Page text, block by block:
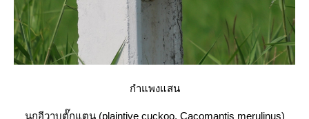
กำแพงแสน
นกอีวาบตั๊กแตน (plaintive cuckoo, Cacomantis merulinus)